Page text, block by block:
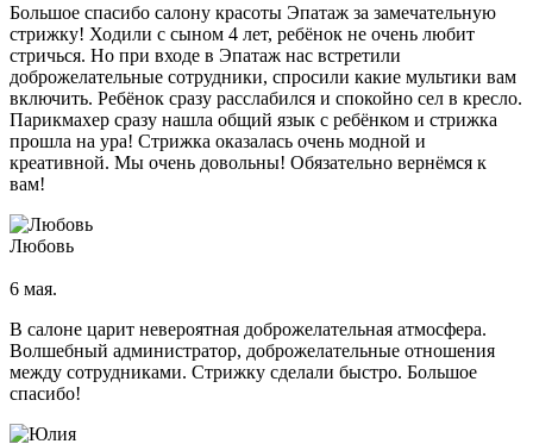
Ламинирование ресниц
Химическая завивка ресниц
Окрашивание ресниц
Брови
Ламинирование бровей
Коррекция бровей
Окрашивание бровей
Микроблейдинг
Классический маникюр
Японский маникюр
Французский маникюр
Большое спасибо салону красоты Эпатаж за замечательную
стрижку! Ходили с сыном 4 лет, ребёнок не очень любит
стричься. Но при входе в Эпатаж нас встретили
доброжелательные сотрудники, спросили какие мультики вам
включить. Ребёнок сразу расслабился и спокойно сел в кресло.
Парикмахер сразу нашла общий язык с ребёнком и стрижка
прошла на ура! Стрижка оказалась очень модной и
креативной. Мы очень довольны! Обязательно вернёмся к
вам!
Любовь
6 мая.
В салоне царит невероятная доброжелательная атмосфера.
Волшебный администратор, доброжелательные отношения
между сотрудниками. Стрижку сделали быстро. Большое
спасибо!